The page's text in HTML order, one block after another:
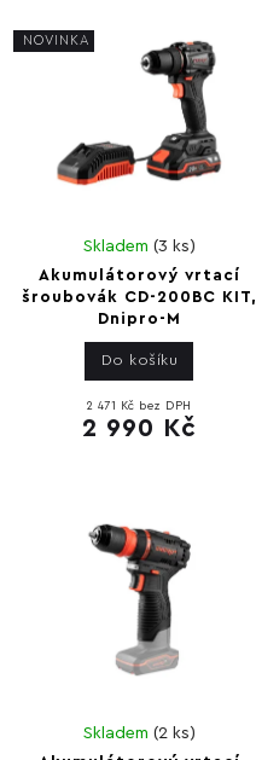
NOVINKA
Akumulátorový vrtací
šroubovák CD-200BC KIT,
Dnipro-M
Skladem (3 ks)
2 471 Kč bez DPH
2 990 Kč
Do košíku
Skladem (2 ks)